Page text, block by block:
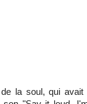
la soul, qui